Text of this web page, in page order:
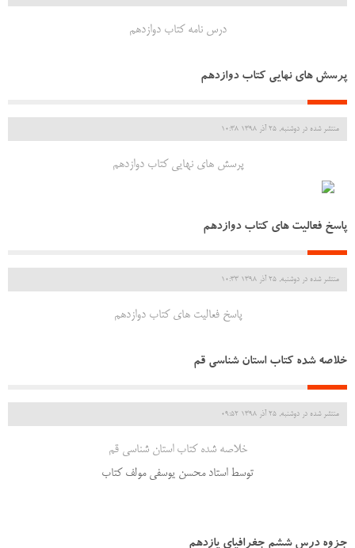
درس نامه کتاب دوازدهم
پرسش های نهایی کتاب دوازدهم
منتشر شده در دوشنبه, 25 آذر 1398 10:38
پرسش های نهایی کتاب دوازدهم
پاسخ فعالیت های کتاب دوازدهم
منتشر شده در دوشنبه, 25 آذر 1398 10:33
پاسخ فعالیت های کتاب دوازدهم
خلاصه شده کتاب استان شناسی قم
منتشر شده در دوشنبه, 25 آذر 1398 09:52
خلاصه شده کتاب استان شناسی قم
توسط استاد محسن یوسفی مولف کتاب
جزوه درس ششم جغرافیای یازدهم